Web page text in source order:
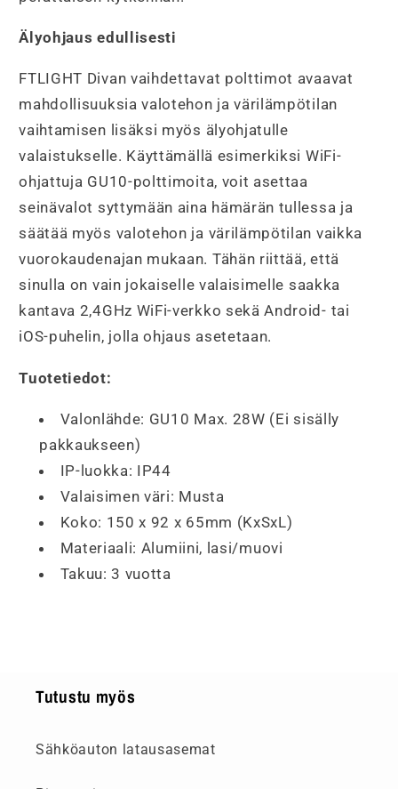
Älyohjaus edullisesti
FTLIGHT Divan vaihdettavat polttimot avaavat
mahdollisuuksia valotehon ja värilämpötilan
vaihtamisen lisäksi myös älyohjatulle
valaistukselle. Käyttämällä esimerkiksi WiFi-
ohjattuja GU10-polttimoita, voit asettaa
seinävalot syttymään aina hämärän tullessa ja
säätää myös valotehon ja värilämpötilan vaikka
vuorokaudenajan mukaan. Tähän riittää, että
sinulla on vain jokaiselle valaisimelle saakka
kantava 2,4GHz WiFi-verkko sekä Android- tai
iOS-puhelin, jolla ohjaus asetetaan.
Tuotetiedot:
Valonlähde: GU10 Max. 28W (Ei sisälly
pakkaukseen)
IP-luokka: IP44
Valaisimen väri: Musta
Koko: 150 x 92 x 65mm (KxSxL)
Materiaali: Alumiini, lasi/muovi
Takuu: 3 vuotta
Tutustu myös
Sähköauton latausasemat